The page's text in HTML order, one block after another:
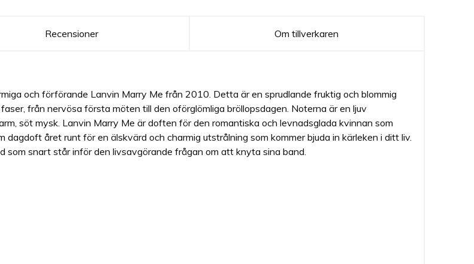
Recensioner Om tillverkaren
och förförande Lanvin Marry Me från 2010. Detta är en sprudlande fruktig och blommig
från nervösa första möten till den oförglömliga bröllopsdagen. Noterna är en ljuv
söt mysk. Lanvin Marry Me är doften för den romantiska och levnadsglada kvinnan som
året runt för en älskvärd och charmig utstrålning som kommer bjuda in kärleken i ditt liv.
snart står inför den livsavgörande frågan om att knyta sina band.